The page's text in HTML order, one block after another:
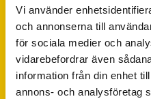
Vi använder
och annonserna till
för sociala medier och
vidarebefordrar även
information från din enhet
annons- och analysföretag
Jörgen Samsjö
Product manager DHL Paket
Vi hjälper dig gärna